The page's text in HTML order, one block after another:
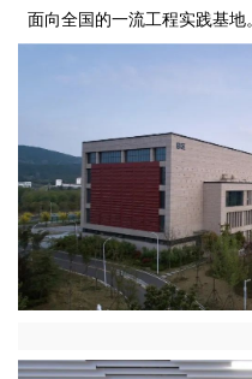
面向全国的一流工程实践基地。